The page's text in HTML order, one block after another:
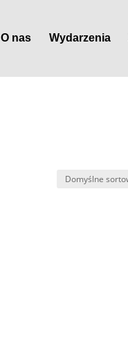
O nas Wydarzenia